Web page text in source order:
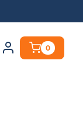
0